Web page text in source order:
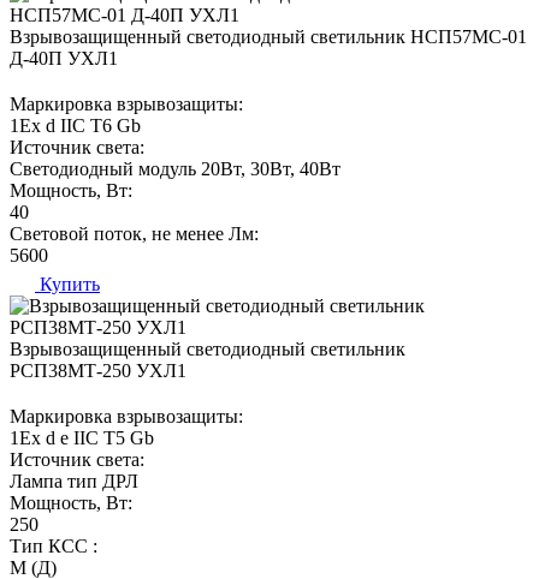
Взрывозащищенный светодиодный светильник НСП57МС-01
Д-40П УХЛ1
Маркировка взрывозащиты:
1Ех d IIС T6 Gb
Источник света:
Светодиодный модуль 20Вт, 30Вт, 40Вт
Мощность, Вт:
40
Световой поток, не менее Лм:
5600
Купить
Взрывозащищенный светодиодный светильник
РСП38МТ-250 УХЛ1
Маркировка взрывозащиты:
1Ех d е IIC T5 Gb
Источник света:
Лампа тип ДРЛ
Мощность, Вт:
250
Тип КСС :
М (Д)